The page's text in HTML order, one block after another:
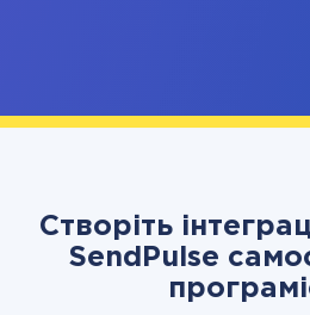
Створіть
SendPulse